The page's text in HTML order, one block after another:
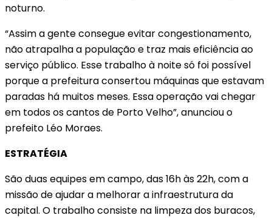
noturno.
“Assim a gente consegue evitar congestionamento,
não atrapalha a população e traz mais eficiência ao
serviço público. Esse trabalho à noite só foi possível
porque a prefeitura consertou máquinas que estavam
paradas há muitos meses. Essa operação vai chegar
em todos os cantos de Porto Velho”, anunciou o
prefeito Léo Moraes.
ESTRATÉGIA
São duas equipes em campo, das 16h às 22h, com a
missão de ajudar a melhorar a infraestrutura da
capital. O trabalho consiste na limpeza dos buracos,